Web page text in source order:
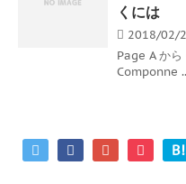
くには
2018/02/
Page A か
Componne
B!